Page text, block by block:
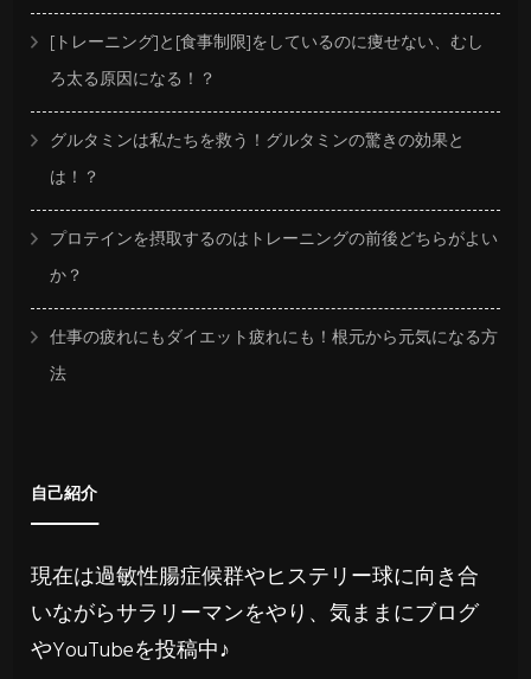
[トレーニング]と[食事制限]をしているのに痩せない、むし
ろ太る原因になる！？
グルタミンは私たちを救う！グルタミンの驚きの効果と
は！？
プロテインを摂取するのはトレーニングの前後どちらがよい
か？
仕事の疲れにもダイエット疲れにも！根元から元気になる方
法
自己紹介
現在は過敏性腸症候群やヒステリー球に向き合
いながらサラリーマンをやり、気ままにブログ
やYouTubeを投稿中♪